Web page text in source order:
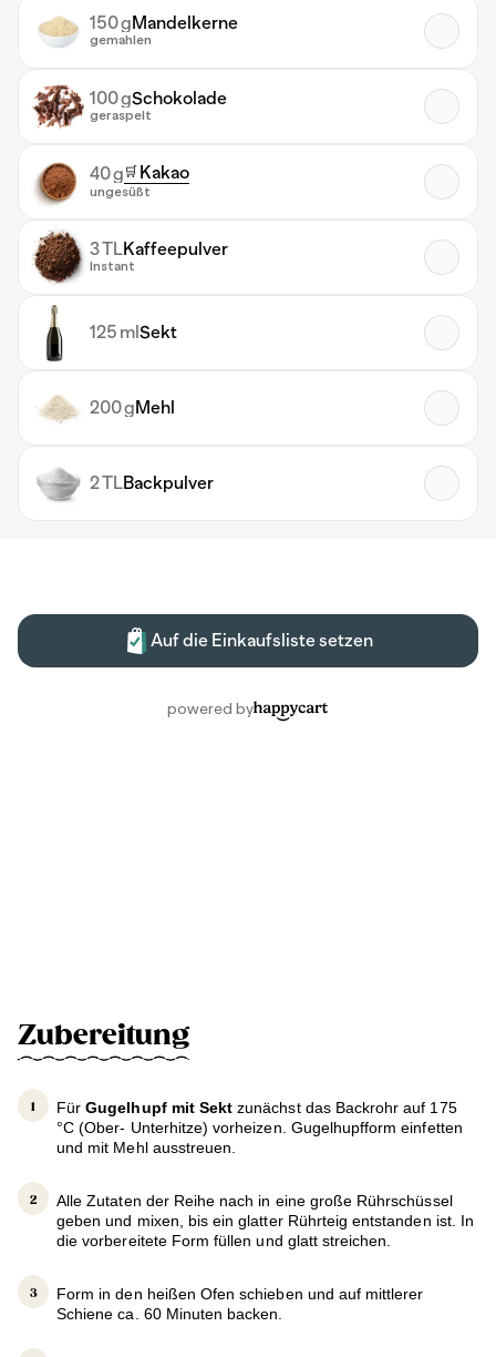
Zubereitung
FürGugelhupf mit Sektzunächst das Backrohr auf 175
°C (Ober- Unterhitze) vorheizen. Gugelhupfform einfetten
und mit Mehl ausstreuen.
Alle Zutaten der Reihe nach in eine große Rührschüssel
geben und mixen, bis ein glatter Rührteig entstanden ist. In
die vorbereitete Form füllen und glatt streichen.
Form in den heißen Ofen schieben und auf mittlerer
Schiene ca. 60 Minuten backen.